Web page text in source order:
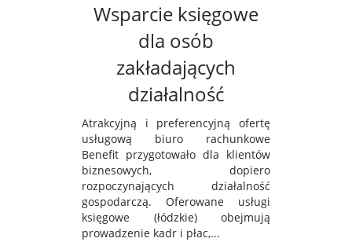
Wsparcie księgowe
dla osób
zakładających
działalność
Atrakcyjną i preferencyjną ofertę
usługową biuro rachunkowe
Benefit przygotowało dla klientów
biznesowych, dopiero
rozpoczynających działalność
gospodarczą. Oferowane usługi
księgowe (łódzkie) obejmują
prowadzenie kadr i płac,...